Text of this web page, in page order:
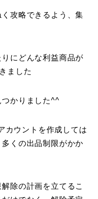
攻略できるよう、集
にどんな利益商品が
ました
つかりました^^
カウントを作成しては
くの出品制限がかか
除の計画を立てるこ